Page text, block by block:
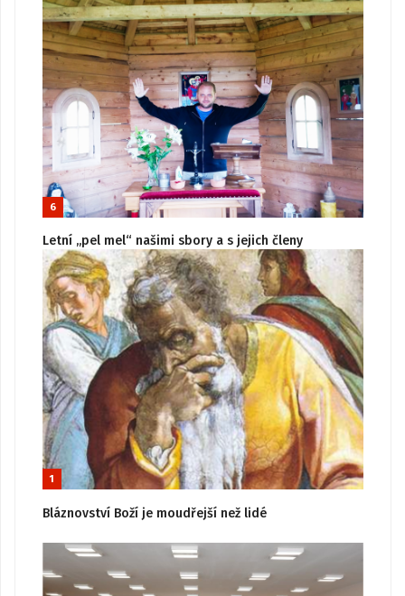
6
Letní „pel mel“ našimi sbory a s jejich členy
1
Bláznovství Boží je moudřejší než lidé